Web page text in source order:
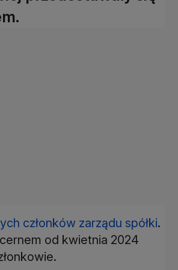
członków zarządu spółki.
od kwietnia 2024